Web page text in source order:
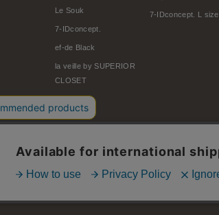
Le Souk
7-IDconcept.
ef-de Black
la veille by SUPERIOR
CLOSET
7-IDconcept. L size